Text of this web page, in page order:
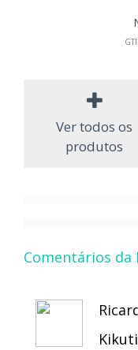
Ver todos os
produtos
Comentários da
Kikuti